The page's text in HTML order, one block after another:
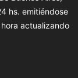
hs. emitiéndose
actualizando